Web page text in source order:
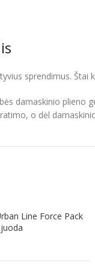
sprendimus.
damaskinio
o dėl
Line Force Pack